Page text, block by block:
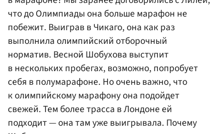
что до Олимпиады она больше марафон не
побежит. Выиграв в Чикаго, она как раз
выполнила олимпийский отборочный
норматив. Весной Шобухова выступит
в нескольких пробегах, возможно, попробует
себя в полумарафоне. Но очень важно, что
к олимпийскому марафону она подойдет
свежей. Тем более трасса в Лондоне ей
подходит — она там уже выигрывала. Почему